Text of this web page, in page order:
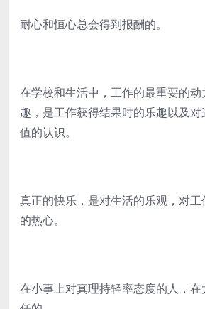
耐心和恒心总会得到报酬的。
在学校和生活中，工作的最重要的
趣，是工作获得结果时的乐趣以及
值的认识。
真正的快乐，是对生活的乐观，对
的热心。
在小事上对真理持轻率态度的人，